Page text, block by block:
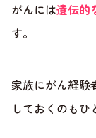
がんには遺伝的
す。
家族にがん経験
しておくのもひ